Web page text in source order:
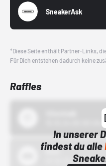
SneakerAsk
*Diese Seite enthält Partner-Links,
Für Dich entstehen dadurch keine
Raffles
In unserer
findest du alle
Bstn
01.10.22 00:00 Uhr